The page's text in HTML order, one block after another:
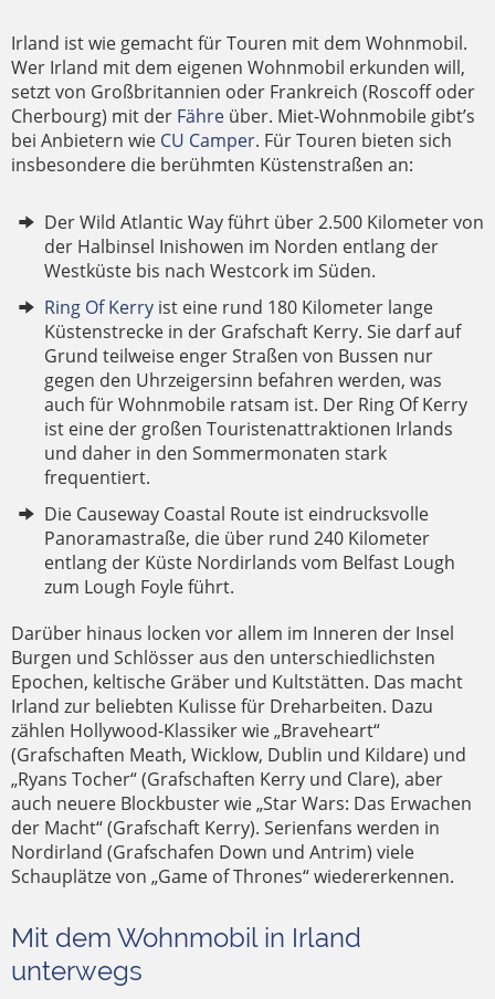
Irland ist wie gemacht für Touren mit dem Wohnmobil.
Wer Irland mit dem eigenen Wohnmobil erkunden will,
setzt von Großbritannien oder Frankreich (Roscoff oder
Cherbourg) mit der Fähre über. Miet-Wohnmobile gibt’s
bei Anbietern wie CU Camper. Für Touren bieten sich
insbesondere die berühmten Küstenstraßen an:
Der Wild Atlantic Way führt über 2.500 Kilometer von
der Halbinsel Inishowen im Norden entlang der
Westküste bis nach Westcork im Süden.
Ring Of Kerry ist eine rund 180 Kilometer lange
Küstenstrecke in der Grafschaft Kerry. Sie darf auf
Grund teilweise enger Straßen von Bussen nur
gegen den Uhrzeigersinn befahren werden, was
auch für Wohnmobile ratsam ist. Der Ring Of Kerry
ist eine der großen Touristenattraktionen Irlands
und daher in den Sommermonaten stark
frequentiert.
Die Causeway Coastal Route ist eindrucksvolle
Panoramastraße, die über rund 240 Kilometer
entlang der Küste Nordirlands vom Belfast Lough
zum Lough Foyle führt.
Darüber hinaus locken vor allem im Inneren der Insel
Burgen und Schlösser aus den unterschiedlichsten
Epochen, keltische Gräber und Kultstätten. Das macht
Irland zur beliebten Kulisse für Dreharbeiten. Dazu
zählen Hollywood-Klassiker wie „Braveheart“
(Grafschaften Meath, Wicklow, Dublin und Kildare) und
„Ryans Tocher“ (Grafschaften Kerry und Clare), aber
auch neuere Blockbuster wie „Star Wars: Das Erwachen
der Macht“ (Grafschaft Kerry). Serienfans werden in
Nordirland (Grafschafen Down und Antrim) viele
Schauplätze von „Game of Thrones“ wiedererkennen.
Mit dem Wohnmobil in Irland
unterwegs